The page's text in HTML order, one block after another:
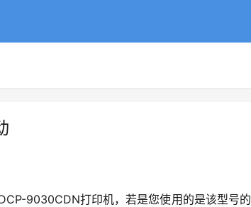
9030CDN打印机，若是您使用的是该型号的